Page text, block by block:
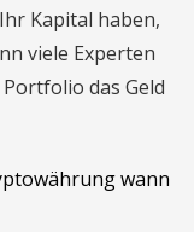
Kapital haben,
viele Experten
das Geld
wann